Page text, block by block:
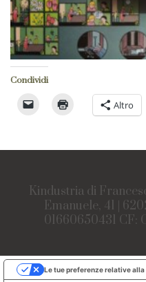
Condividi
Altro
Kindustria di
Emanuele, 41 |
01660650431 CF:
Le tue preferenze relative